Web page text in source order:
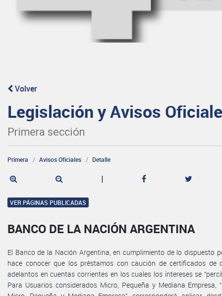
Volver
Legislación y Avisos
Primera sección
Primera Avisos Oficiales Detalle
|
VER PÁGINAS PUBLICADAS
BANCO DE LA NACIÓN ARGENTINA
El Banco de la Nación Argentina, en cumplimiento de lo dispuesto
hace conocer que los préstamos con caución de certificados
adelantos en cuentas corrientes en los cuales los intereses se
Para Usuarios considerados Micro, Pequeña y Mediana Empresa,